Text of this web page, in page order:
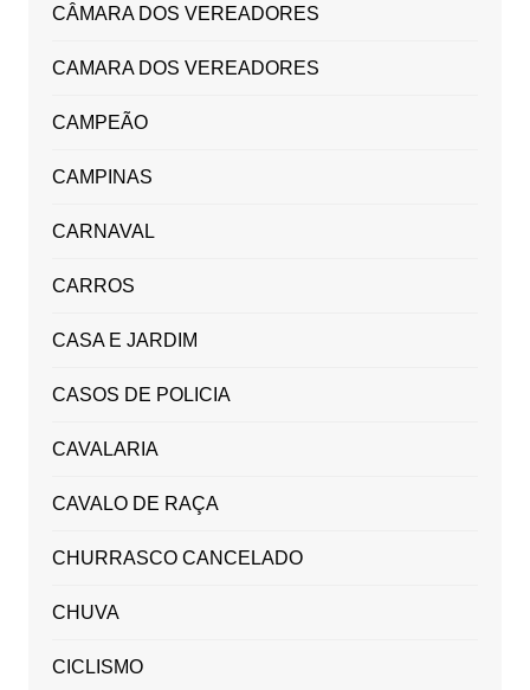
CÂMARA DOS VEREADORES
CAMARA DOS VEREADORES
CAMPEÃO
CAMPINAS
CARNAVAL
CARROS
CASA E JARDIM
CASOS DE POLICIA
CAVALARIA
CAVALO DE RAÇA
CHURRASCO CANCELADO
CHUVA
CICLISMO